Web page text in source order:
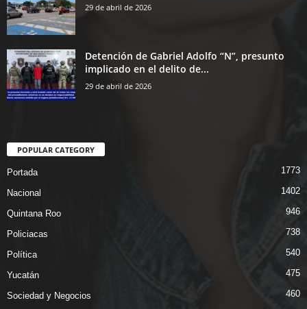
29 de abril de 2026
Detención de Gabriel Adolfo “N”, presunto
implicado en el delito de...
29 de abril de 2026
POPULAR CATEGORY
Portada 1773
Nacional 1402
Quintana Roo 946
Policiacas 738
Política 540
Yucatán 475
Sociedad y Negocios 460